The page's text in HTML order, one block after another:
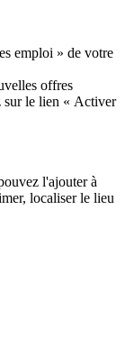
emploi » de votre
offres
sur le lien « Activer
l'ajouter à
localiser le lieu